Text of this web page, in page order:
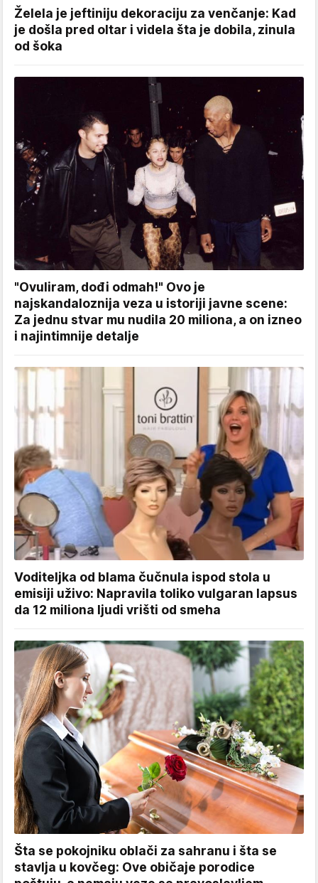
Želela je jeftiniju dekoraciju za venčanje: Kad
je došla pred oltar i videla šta je dobila, zinula
od šoka
"Ovuliram, dođi odmah!" Ovo je
najskandaloznija veza u istoriji javne scene:
Za jednu stvar mu nudila 20 miliona, a on izneo
i najintimnije detalje
Voditeljka od blama čučnula ispod stola u
emisiji uživo: Napravila toliko vulgaran lapsus
da 12 miliona ljudi vrišti od smeha
Šta se pokojniku oblači za sahranu i šta se
stavlja u kovčeg: Ove običaje porodice